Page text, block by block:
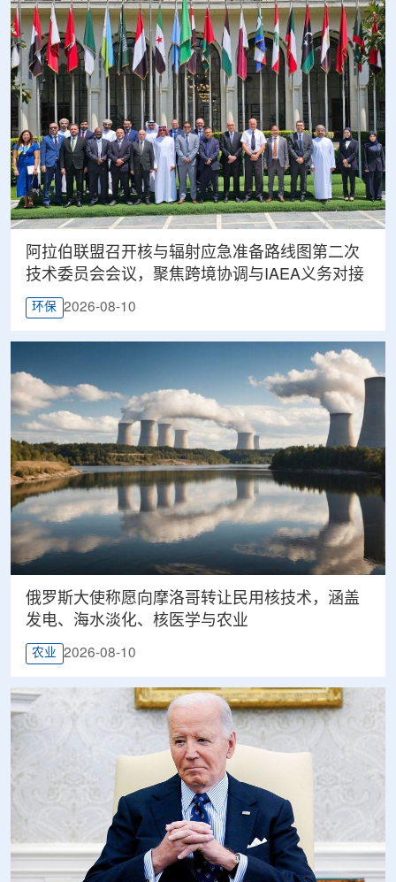
阿拉伯联盟召开核与辐射应急准备路线图第二次
技术委员会会议，聚焦跨境协调与IAEA义务对接
环保 2026-08-10
俄罗斯大使称愿向摩洛哥转让民用核技术，涵盖
发电、海水淡化、核医学与农业
农业 2026-08-10